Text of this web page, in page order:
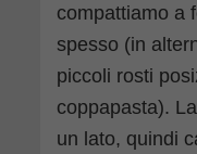
compattiamo a
spesso (in
piccoli rosti
coppapasta).
un lato, quindi